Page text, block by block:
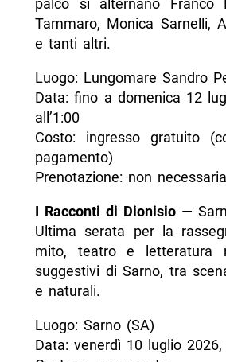
palco si alternano Franco
Tammaro, Monica Sarnelli,
e tanti altri.
Luogo: Lungomare Sandro
Data: fino a domenica 12
all’1:00
Costo: ingresso gratuito
pagamento)
Prenotazione: non necessaria
I Racconti di Dionisio—
Ultima serata per la
mito, teatro e letteratura
suggestivi di Sarno, tra
e naturali.
Luogo: Sarno (SA)
Data: venerdì 10 luglio